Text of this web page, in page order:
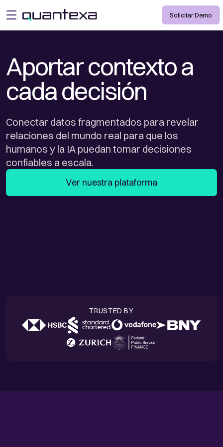
open menu Solicitar Demo
Aportar contexto a
cada decisión
Conectar datos fragmentados para revelar
relaciones del mundo real para que los
humanos y la IA puedan tomar decisiones
confiables a escala.
Ver nuestra plataforma
Success stories
TRUSTED BY